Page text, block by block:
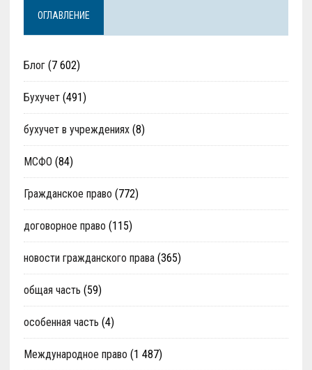
ОГЛАВЛЕНИЕ
Блог(7 602)
Бухучет(491)
бухучет в учреждениях(8)
МСФО (84)
Гражданское право (772)
договорное право (115)
новости гражданского права(365)
общая часть (59)
особенная часть (4)
Международное право (1 487)